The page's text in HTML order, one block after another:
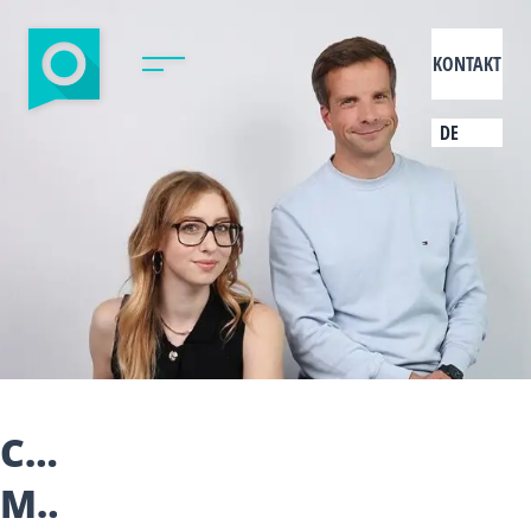
KONTAKT
DE
CREATOR
MARKETING